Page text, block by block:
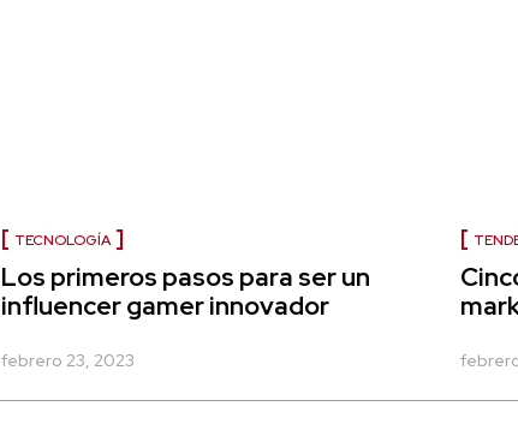
TECNOLOGÍA
Los primeros pasos para ser un
influencer gamer innovador
febrero 23, 2023